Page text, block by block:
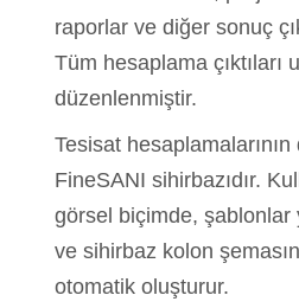
raporlar ve diğer sonuç
Tüm hesaplama çıktıları
düzenlenmiştir.
Tesisat hesaplamalarının
FineSANI sihirbazıdır.
görsel biçimde, şablonlar
ve sihirbaz kolon
otomatik oluşturur.